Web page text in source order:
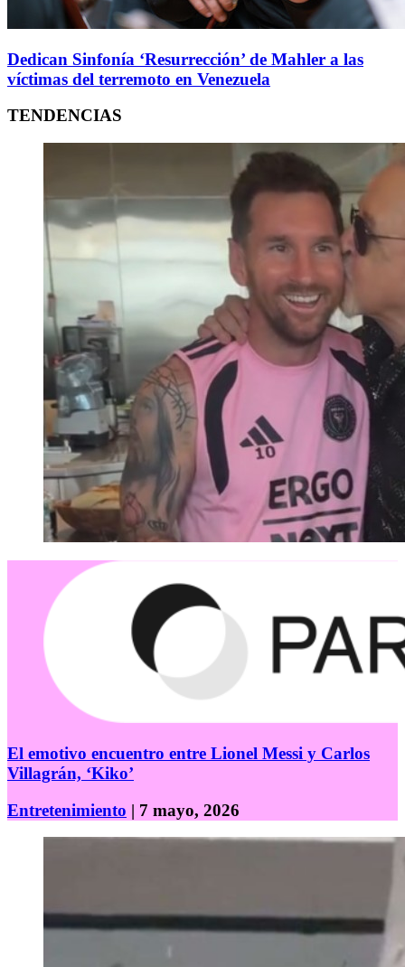
Dedican Sinfonía ‘Resurrección’ de Mahler a las
víctimas del terremoto en Venezuela
TENDENCIAS
El emotivo encuentro entre Lionel Messi y Carlos
Villagrán, ‘Kiko’
Entretenimiento | 7 mayo, 2026